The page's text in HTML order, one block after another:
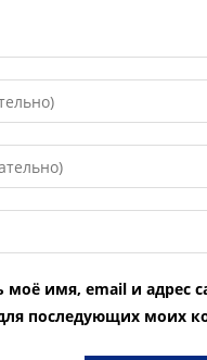
моё имя, email и адрес
последующих моих